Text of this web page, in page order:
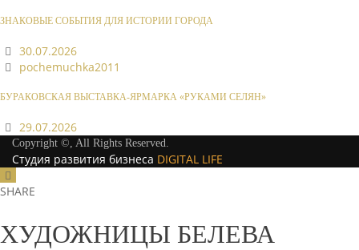
ЗНАКОВЫЕ СОБЫТИЯ ДЛЯ ИСТОРИИ ГОРОДА
30.07.2026
pochemuchka2011
БУРАКОВСКАЯ ВЫСТАВКА-ЯРМАРКА «РУКАМИ СЕЛЯН»
29.07.2026
Copyright ©, All Rights Reserved.
Студия развития бизнеса DIGITAL LIFE
SHARE
ХУДОЖНИЦЫ БЕЛЕВА